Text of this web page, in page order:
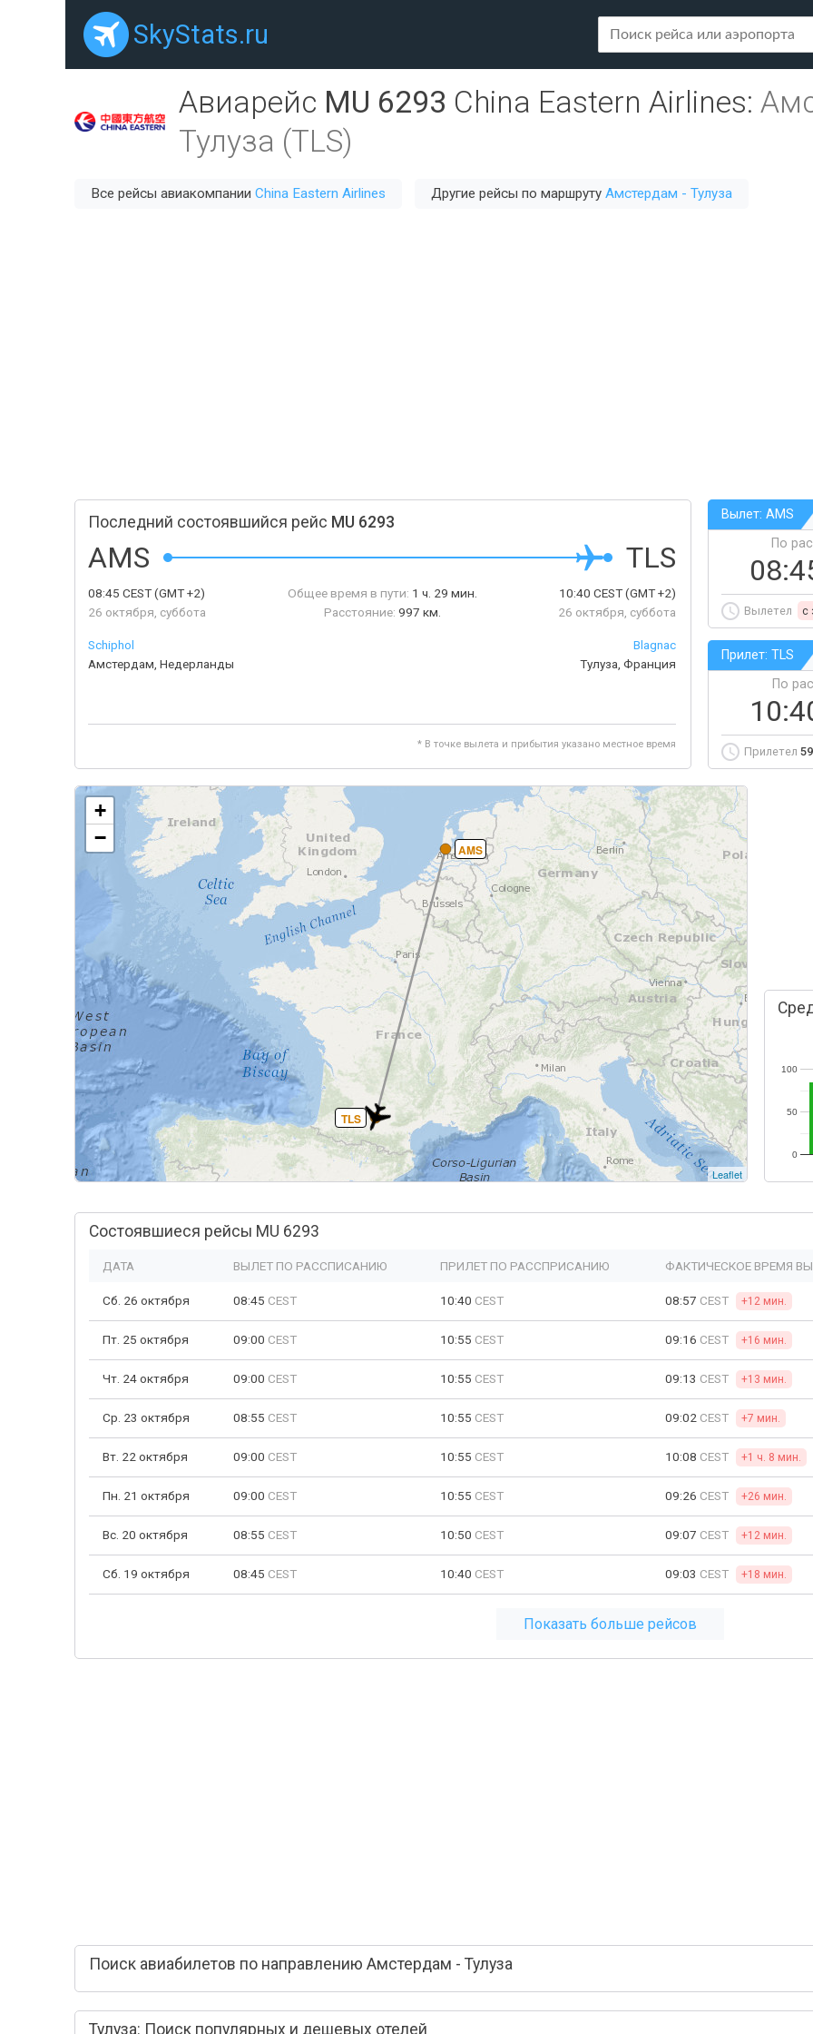
SkyStats.ru
Авиарейс MU 6293 China Eastern Airlines:
Тулуза (TLS)
Все рейсы авиакомпании China Eastern Airlines Другие рейсы по маршруту Амстердам - Тулуза
Последний состоявшийся рейс MU 6293
AMS TLS
08:45 CEST(GMT +2)
26 октября, суббота
Общее время в пути: 1 ч. 29 мин.
Расстояние: 997 км.
10:40CEST(GMT +2)
26 октября, суббота
Schiphol
Амстердам, Недерланды
Blagnac
Тулуза, Франция
* В точке вылета и прибытия указано местное время
Вылет: AMS
По
Вылетел c
Прилет: TLS
По
Прилетел
AMS
TLS
+
−
Leaflet
0
50
100
Состоявшиеся рейсы MU 6293
ДАТА ВЫЛЕТ ПО РАССПИСАНИЮ ПРИЛЕТ ПО РАССПРИСАНИЮ ФАКТИЧЕСКОЕ ВРЕМЯ
Сб. 26 октября 08:45 CEST 10:40 CEST 08:57 CEST +12 мин.
Пт. 25 октября 09:00 CEST 10:55 CEST 09:16 CEST +16 мин.
Чт. 24 октября 09:00 CEST 10:55 CEST 09:13 CEST +13 мин.
Ср. 23 октября 08:55 CEST 10:55 CEST 09:02 CEST +7 мин.
Вт. 22 октября 09:00 CEST 10:55 CEST 10:08 CEST +1 ч. 8 мин.
Пн. 21 октября 09:00 CEST 10:55 CEST 09:26 CEST +26 мин.
Вс. 20 октября 08:55 CEST 10:50 CEST 09:07 CEST +12 мин.
Сб. 19 октября 08:45 CEST 10:40 CEST 09:03 CEST +18 мин.
Показать больше рейсов
Поиск авиабилетов по направлению Амстердам - Тулуза
Тулуза: Поиск популярных и дешевых отелей